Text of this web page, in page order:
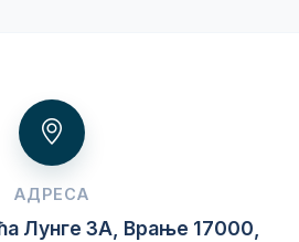
АДРЕСА
Лунге 3A, Врање 17000,